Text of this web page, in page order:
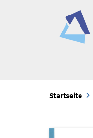
Startseite